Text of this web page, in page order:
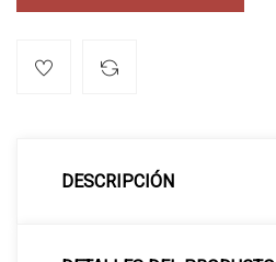
DESCRIPCIÓN